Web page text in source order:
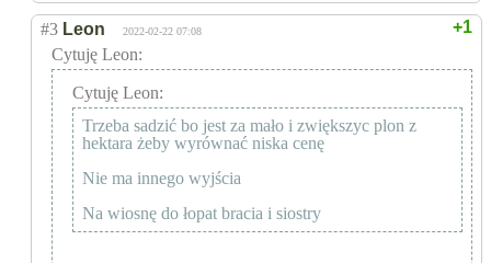
+1
#3 Leon 2022-02-22 07:08
Cytuję Leon:
Cytuję Leon:
Trzeba sadzić bo jest za mało i zwiększyc plon z
hektara żeby wyrównać niska cenę
Nie ma innego wyjścia
Na wiosnę do łopat bracia i siostry